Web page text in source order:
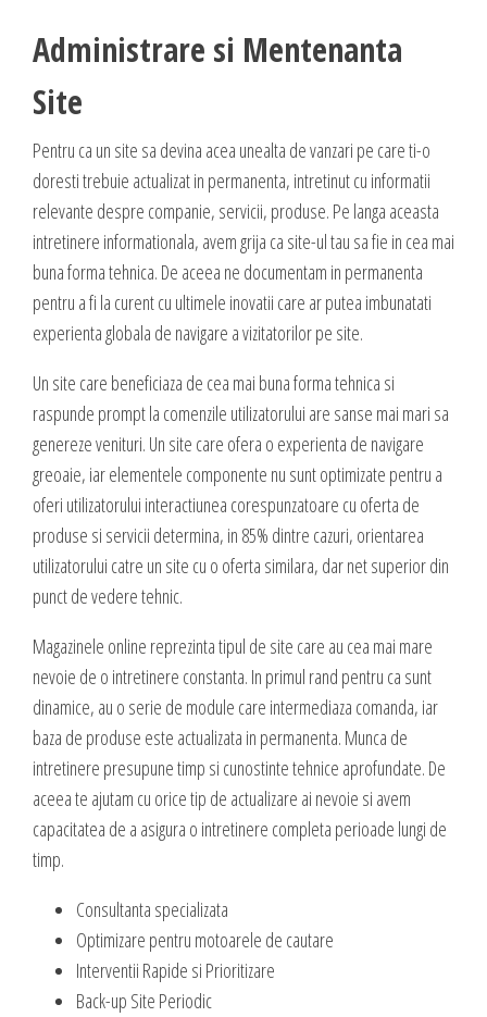
Comunicate de presa
DESPRE NOI
Daca te gandesti la o afacere online, ai o idee geniala,
noi te ajutam sa o pui in practica, sa o dezvolti,
oferindu-ti servicii web complete.
Experienta acumulata de-a lungul anilor in care ne-am dezvoltat cot la
cot cu internetul am dezvoltat sute de site-uri cu cele mai variate
profiluri, ne-a oferit un simt fin in ceea ce priveste lansarea si
dezvoltarea unei afaceri online, asa ca, odata ce ne prezinti ideea si
viziunea ta, putem sa dezvoltam, sa sugeram imbunatatiri, sa
propunem detalii care probabil ti-au scapat, sa cream un plus de
valoare produselor sau serviciilor cu care vii in fata clientilor tai.
Dow Media - Timisoara
Strada. Johann Heinrich Pestalozzi, Nr. 3-5
Romania, Timisoara
0356 44 24 24
Dow Media Consulting - Bucuresti
Spl. Independentei, Nr. 273
Bucuresti, Sector 6
021 310 72 37
Administrare si Mentenanta Site
Administrare server
Implementare plata card
Servicii backup
SMS gateway
GAZDUIRE & DOMENII
Inregistrari, Rezervari domenii
Gazduire Web (web site + email)
Servere VPS
Administrare server
INTERNET MARKETING
Servicii SEO
Publicitate Online
Administrare campanii Google AdWords
Redactare articole
Clipuri video promovare
E-mail marketing
Realizare / Administrare pagina Facebook
Servicii Copywriting
Servicii PR
Campanii integrate
Corporate blogging
DESIGN & PRINTING
Administrare si Mentenanta
Site
Pentru ca un site sa devina acea unealta de vanzari pe care ti-o
doresti trebuie actualizat in permanenta, intretinut cu informatii
relevante despre companie, servicii, produse. Pe langa aceasta
intretinere informationala, avem grija ca site-ul tau sa fie in cea mai
buna forma tehnica. De aceea ne documentam in permanenta
pentru a fi la curent cu ultimele inovatii care ar putea imbunatati
experienta globala de navigare a vizitatorilor pe site.
Un site care beneficiaza de cea mai buna forma tehnica si
raspunde prompt la comenzile utilizatorului are sanse mai mari sa
genereze venituri. Un site care ofera o experienta de navigare
greoaie, iar elementele componente nu sunt optimizate pentru a
oferi utilizatorului interactiunea corespunzatoare cu oferta de
produse si servicii determina, in 85% dintre cazuri, orientarea
utilizatorului catre un site cu o oferta similara, dar net superior din
punct de vedere tehnic.
Magazinele online reprezinta tipul de site care au cea mai mare
nevoie de o intretinere constanta. In primul rand pentru ca sunt
dinamice, au o serie de module care intermediaza comanda, iar
baza de produse este actualizata in permanenta. Munca de
intretinere presupune timp si cunostinte tehnice aprofundate. De
aceea te ajutam cu orice tip de actualizare ai nevoie si avem
capacitatea de a asigura o intretinere completa perioade lungi de
timp.
Consultanta specializata
Optimizare pentru motoarele de cautare
Interventii Rapide si Prioritizare
Back-up Site Periodic